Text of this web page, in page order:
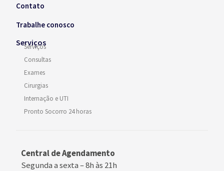
Contato
Trabalhe conosco
Serviços
Serviços
Consultas
Exames
Cirurgias
Internação e UTI
Pronto Socorro 24 horas
Central de Agendamento
Segunda a sexta –8h às 21h